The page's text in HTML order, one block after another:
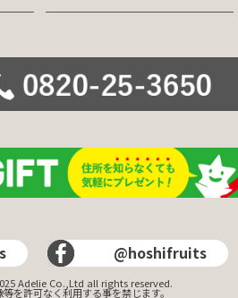
@hoshifruits
Adelie Co.,Ltd all rights reserved.
を許可なく利用する事を禁じます。